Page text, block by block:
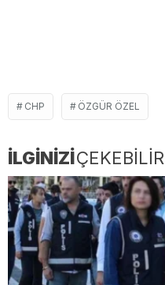
CHP ÖZGÜR ÖZEL
İLGİNİZİÇEKEBİLİR